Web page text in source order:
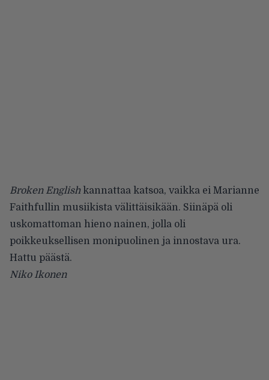
Broken English kannattaa katsoa, vaikka ei Marianne
Faithfullin musiikista välittäisikään. Siinäpä oli
uskomattoman hieno nainen, jolla oli
poikkeuksellisen monipuolinen ja innostava ura.
Hattu päästä.
Niko Ikonen